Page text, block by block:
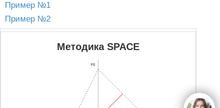
Пример №1
Пример №2
Методика SPACE
FS